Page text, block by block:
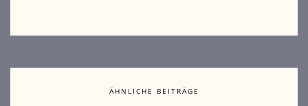
ÄHNLICHE BEITRÄGE